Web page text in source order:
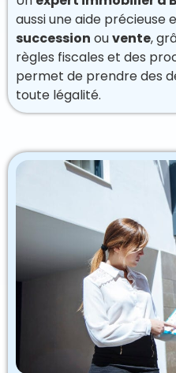
aussi une aide précieuse
succession ouvente,
règles fiscales et des
permet de prendre des
toute légalité.